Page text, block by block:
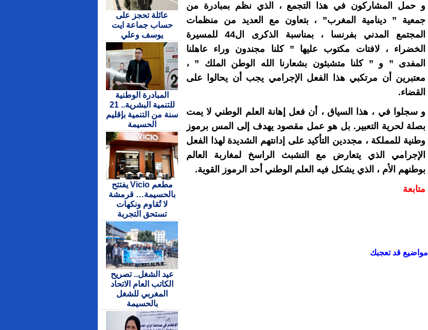
و حمل المشاركون في هذا التجمع ، الذي نظم بمبادرة من
جمعية ” دينامية المغرب” ، بتعاون مع العديد من منظمات
المجتمع المدني بفرنسا ، بمناسبة الذكرى ال44 للمسيرة
الخضراء ، لافتات مكتوب عليها ” كلنا مجندون وراء عاهلنا
المفدى ” و ” كلنا متشبثون بشعارنا الله الوطن الملك ” ،
معتبرين أن مرتكبي هذا الفعل الإجرامي يجب أن يحالوا على
القضاء.
و سجلوا في ، هذا السياق ، أن فعل إهانة العلم الوطني لا يمت
بصلة لحرية التعبير. بل هو عمل مقصود يهدف إلى المس برموز
وطنية للمملكة ، مجددين التأكيد على إدانتهم الشديدة لهذا الفعل
الإجرامي الذي يتعارض مع التشبث الراسخ لمغاربة العالم
بوطنهم الأم ، الذي يشكل فيه العلم الوطني أحد الرموز القوية.
متابعة
مواضيع قد تعجبك
عائلة تحجز على
حساب جماعة ايت
يوسف وعلي
المبادرة الوطنية
للتنمية البشرية.. 21
سنة من التنمية بإقليم
الحسيمة
مطعم Vicio يفتتح
بالحسيمة… قرمشة
لا تُقاوم ونكهات
تستحق التجربة
عيد الشغل.. تصريح
الكاتب العام الاتحاد
المغربي للشغل
بالحسيمة